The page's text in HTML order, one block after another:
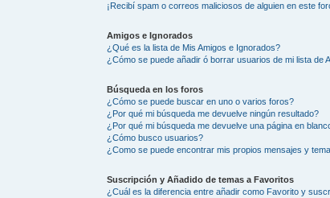
¡Recibí spam o correos maliciosos de alguien en este
Amigos e Ignorados
¿Qué es la lista de Mis Amigos e Ignorados?
¿Cómo se puede añadir ó borrar usuarios de mi lista de
Búsqueda en los foros
¿Cómo se puede buscar en uno o varios foros?
¿Por qué mi búsqueda me devuelve ningún resultado?
¿Por qué mi búsqueda me devuelve una página en
¿Cómo busco usuarios?
¿Como se puede encontrar mis propios mensajes y
Suscripción y Añadido de temas a Favoritos
¿Cuál es la diferencia entre añadir como Favorito y